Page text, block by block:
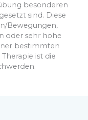
besonderen
sind. Diese
Bewegungen,
oder sehr hohe
bestimmten
ist die